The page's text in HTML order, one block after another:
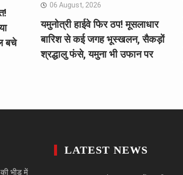
बचे
06 August, 2026
यमुनोत्री हाईवे फिर ठप! मूसलाधार
बारिश से कई जगह भूस्खलन, सैकड़ों
श्रद्धालु फंसे, यमुना भी उफान पर
भीड़ में
LATEST NEWS